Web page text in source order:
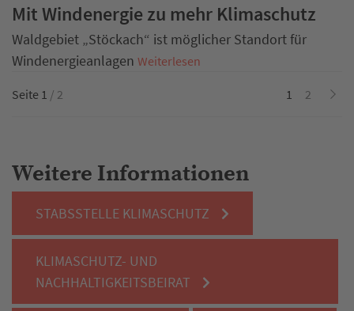
Mit Windenergie zu mehr Klimaschutz
Waldgebiet „Stöckach“ ist möglicher Standort für
Windenergieanlagen Weiterlesen
Seite 1 / 2 1 2
Weitere Informationen
STABSSTELLE KLIMASCHUTZ
KLIMASCHUTZ- UND
NACHHALTIGKEITSBEIRAT